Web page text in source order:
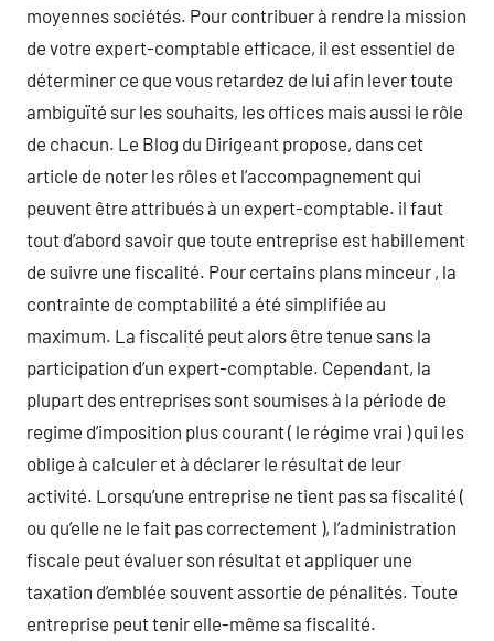
moyennes sociétés. Pour contribuer à rendre la mission
de votre expert-comptable efficace, il est essentiel de
déterminer ce que vous retardez de lui afin lever toute
ambiguïté sur les souhaits, les offices mais aussi le rôle
de chacun. Le Blog du Dirigeant propose, dans cet
article de noter les rôles et l’accompagnement qui
peuvent être attribués à un expert-comptable. il faut
tout d’abord savoir que toute entreprise est habillement
de suivre une fiscalité. Pour certains plans minceur , la
contrainte de comptabilité a été simplifiée au
maximum. La fiscalité peut alors être tenue sans la
participation d’un expert-comptable. Cependant, la
plupart des entreprises sont soumises à la période de
regime d’imposition plus courant ( le régime vrai ) qui les
oblige à calculer et à déclarer le résultat de leur
activité. Lorsqu’une entreprise ne tient pas sa fiscalité (
ou qu’elle ne le fait pas correctement ), l’administration
fiscale peut évaluer son résultat et appliquer une
taxation d’emblée souvent assortie de pénalités. Toute
entreprise peut tenir elle-même sa fiscalité.